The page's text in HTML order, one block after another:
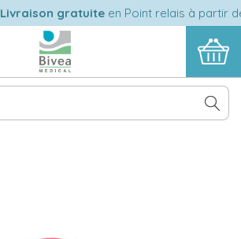
gratuiteen Point relais à partir de